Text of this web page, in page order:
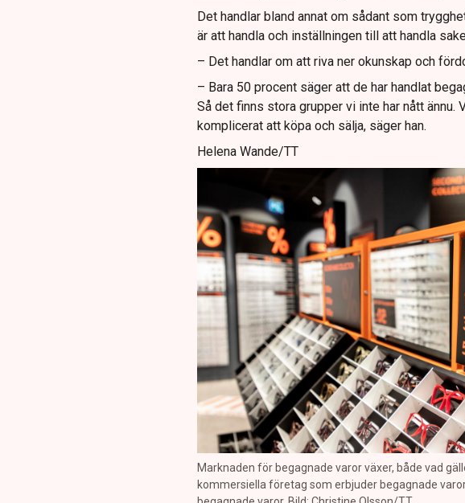
Det handlar bland annat om sådant som
är att handla och inställningen till att handla
– Det handlar om att riva ner okunskap och
– Bara 50 procent säger att de har handlat
Så det finns stora grupper vi inte har nått ännu.
komplicerat att köpa och sälja, säger han.
Helena Wande/TT
Marknaden för begagnade varor växer, både vad
kommersiella företag som erbjuder begagnade